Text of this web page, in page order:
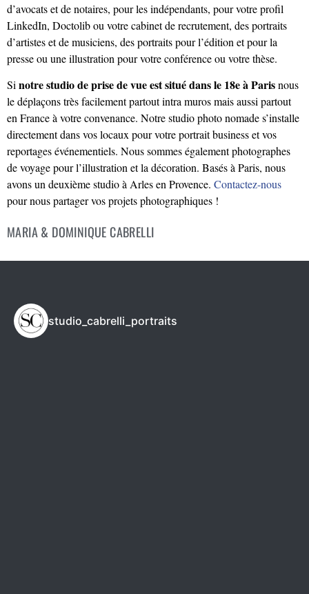
d’avocats et de notaires, pour les indépendants, pour votre profil
LinkedIn, Doctolib ou votre cabinet de recrutement, des portraits
d’artistes et de musiciens, des portraits pour l’édition et pour la
presse ou une illustration pour votre conférence ou votre thèse.
Si notre studio de prise de vue est situé dans le 18e à Parisnous
le déplaçons très facilement partout intra muros mais aussi partout
en France à votre convenance. Notre studio photo nomade s’installe
directement dans vos locaux pour votre portrait business et vos
reportages événementiels. Nous sommes également photographes
de voyage pour l’illustration et la décoration. Basés à Paris, nous
avons un deuxième studio à Arles en Provence. Contactez-nous
pour nous partager vos projets photographiques !
MARIA & DOMINIQUE CABRELLI
studio_cabrelli_portraits